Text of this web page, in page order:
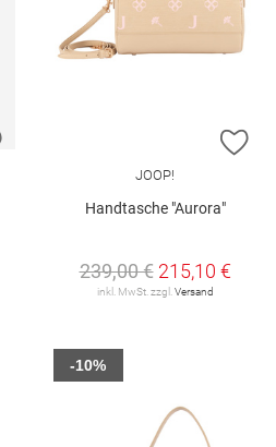
ZUR WUNSCHLISTE HINZUFÜGEN
JOOP!
Handtasche "Aurora"
239,00 € 215,10 €
inkl. MwSt. zzgl. Versand
-10%